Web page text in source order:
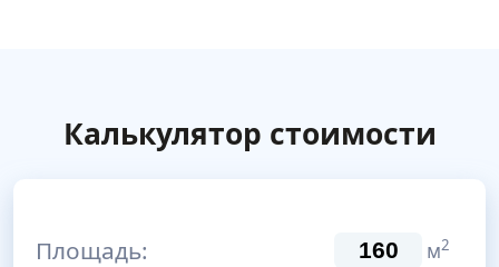
Калькулятор стоимости
Площадь: м2